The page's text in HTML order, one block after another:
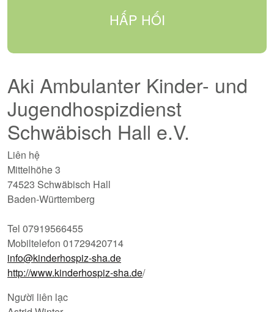
HẤP HỐI
Aki Ambulanter Kinder- und
Jugendhospizdienst
Schwäbisch Hall e.V.
Liên hệ
Mittelhöhe 3
74523 Schwäbisch Hall
Baden-Württemberg
Tel 07919566455
Mobiltelefon 01729420714
info@kinderhospiz-sha.de
http://www.kinderhospiz-sha.de/
Người liên lạc